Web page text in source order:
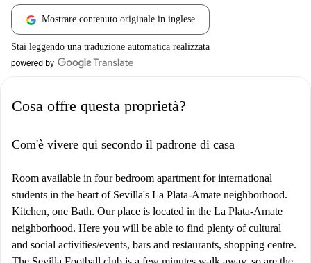
Mostrare contenuto originale in inglese
Stai leggendo una traduzione automatica realizzata
Cosa offre questa proprietà?
Com'è vivere qui secondo il padrone di casa
Room available in four bedroom apartment for international
students in the heart of Sevilla's La Plata-Amate neighborhood.
Kitchen, one Bath. Our place is located in the La Plata-Amate
neighborhood. Here you will be able to find plenty of cultural
and social activities/events, bars and restaurants, shopping centre.